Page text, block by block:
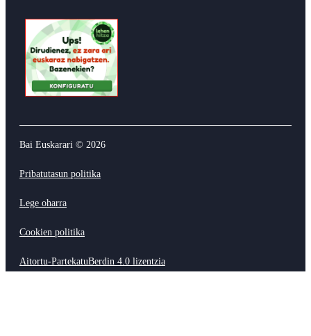
Bai Euskarari © 2026
Pribatutasun politika
Lege oharra
Cookien politika
Aitortu-PartekatuBerdin 4.0 lizentzia